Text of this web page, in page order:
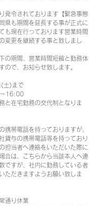
発令されております【緊急事態
県も期間を延長する事が正式に
も現在行っております営業時間
変更を継続する事と致しまし
の期間、営業時間短縮と勤務体
ので、お知らせ致します。
土)まで
16:00
と在宅勤務の交代制となりま
携帯電話を持っておりますが、
貸与の携帯電話等を持っており
担当者へ連絡をいただいた際に
合は、こちらから当該本人へ連
ですが、社内に勤務している者
ただきますようお願い致しま
通り休業